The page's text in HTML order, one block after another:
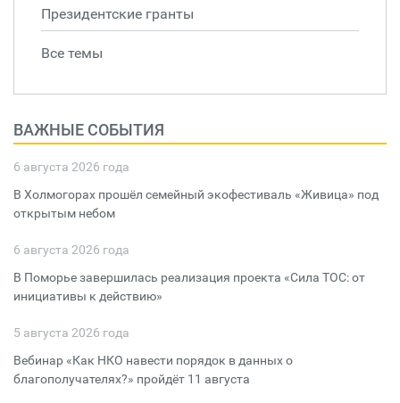
Президентские гранты
Все темы
ВАЖНЫЕ СОБЫТИЯ
6 августа 2026 года
В Холмогорах прошёл семейный экофестиваль «Живица» под
открытым небом
6 августа 2026 года
В Поморье завершилась реализация проекта «Сила ТОС: от
инициативы к действию»
5 августа 2026 года
Вебинар «Как НКО навести порядок в данных о
благополучателях?» пройдёт 11 августа